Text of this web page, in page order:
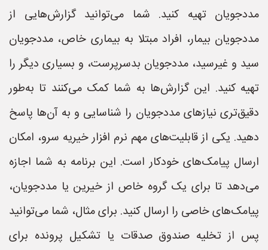
مددجویان تهیه کنید. شما می‌توانید گزارش‌هایی از
مددجویان بیمار، افراد مبتلا به بیماری خاص، مددجویان
سید و غیرسید، مددجویان بدسرپرست، و بسیاری دیگر را
تهیه کنید. این گزارش‌ها به شما کمک می‌کنند تا به‌طور
دقیق‌تری نیازهای مددجویان را شناسایی و به آن‌ها پاسخ
دهید. یکی از قابلیت‌های مهم نرم افزار خیریه سرو، امکان
ارسال پیامک‌های خودکار است. این برنامه به شما اجازه
می‌دهد تا برای یک گروه خاص از خیرین یا مددجویان،
پیامک‌های خاصی را ارسال کنید. برای مثال، شما می‌توانید
پس از تخلیه صندوق صدقات یا تشکیل پرونده برای